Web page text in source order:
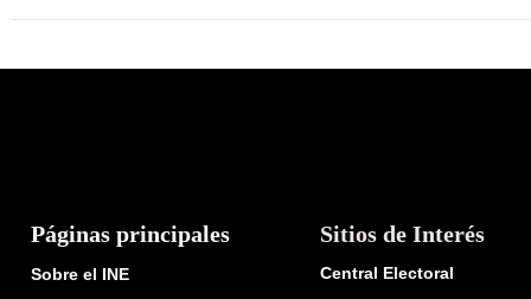
Páginas principales
Sobre el INE
Sitios de Interés
Central Electoral